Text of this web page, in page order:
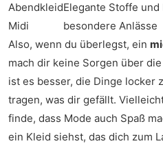
Abendkleid
Midi
Elegante Stoffe
besondere Anlässe
Also, wenn du überlegst, ein
mach dir keine Sorgen über
ist es besser, die Dinge locker
tragen, was dir gefällt.
finde, dass Mode auch Spaß
ein Kleid siehst, das dich zum